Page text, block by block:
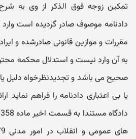
تمکین زوجه فوق الذکر از وی به
دادنامه موصوف صادر گردیده است وارد
مقررات و موازین قانونی صادرشده و
به آن وارد نیست و استدلال محکمه
صحیح می باشد و تجدیدنظرخواه دلیل
یا بی اعتباری دادنامه را فراهم نماید